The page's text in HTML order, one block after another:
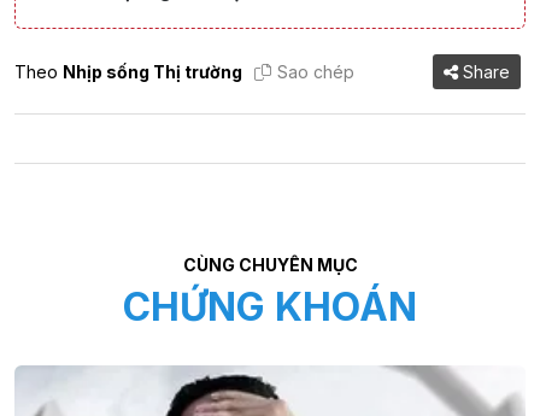
Theo Nhịp sống Thị trường Sao chép Share
CÙNG CHUYÊN MỤC
CHỨNG KHOÁN